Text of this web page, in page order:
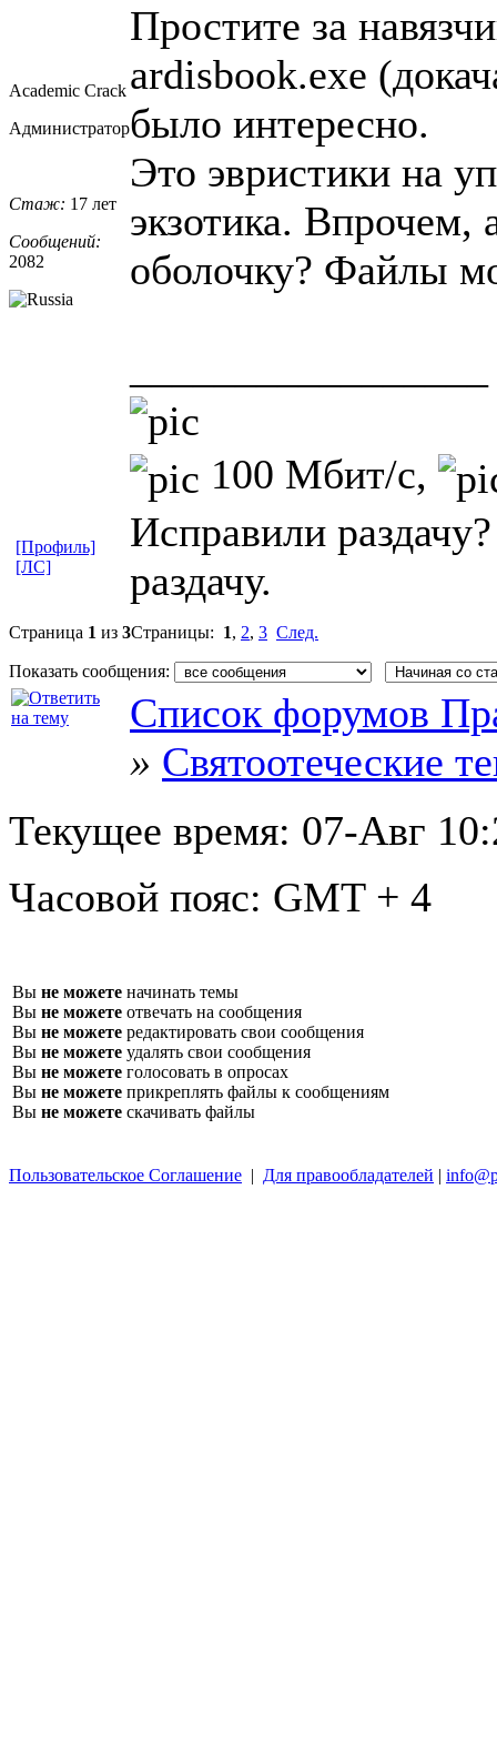
Academic Crack
Администратор
Стаж: 17 лет
Сообщений:
2082
Простите за
ardisbook.exe
было интересно.
Это эвристики на
экзотика. Впрочем,
оболочку? Файлы
100 Мбит/с,
Исправили
раздачу.
[Профиль]
[ЛС]
Страница 1 из 3Страницы: 1, 2, 3 След.
Показать сообщения:
Список форумов
» Святоотеческие
Текущее время: 07-Авг
Часовой пояс: GMT + 4
Вы не можете начинать темы
Вы не можете отвечать на сообщения
Вы не можете редактировать свои сообщения
Вы не можете удалять свои сообщения
Вы не можете голосовать в опросах
Вы не можете прикреплять файлы к сообщениям
Вы не можете скачивать файлы
Пользовательское Соглашение | Для правообладателей |